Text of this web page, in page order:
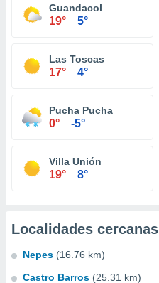
Guandacol
19° 5°
Las Toscas
17° 4°
Pucha Pucha
0° -5°
Villa Unión
19° 8°
Localidades cercanas
Nepes (16.76 km)
Castro Barros (25.31 km)